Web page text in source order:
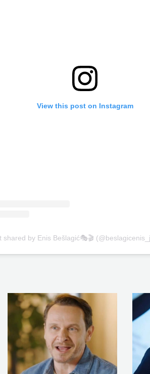
View this post on Instagram
shared by Enis Bešlagić🎭🎬